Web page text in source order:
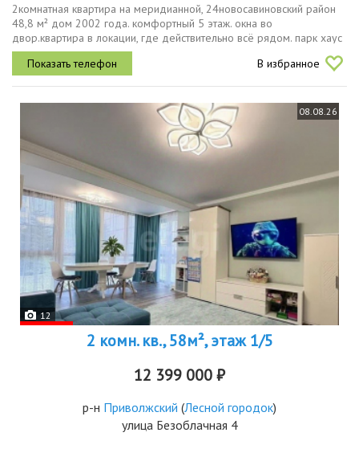
2комнатная квартира на меридианной, 24новосавиновский район
48,8 м² дом 2002 года. комфортный 5 этаж. окна во
двор.квартира в локации, где действительно всё рядом. парк хаус
через дорогу аллея белые цветы для прогулок после тяжелого
дня парк победы...
В избранное
08.08.26
12
2 комн. кв., 58м², этаж 1/5
12 399 000 ₽
р-н Приволжский (Лесной городок)
улица Безоблачная 4